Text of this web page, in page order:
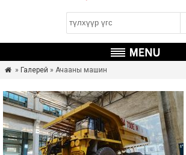
 » Галерей » Ачааны машин